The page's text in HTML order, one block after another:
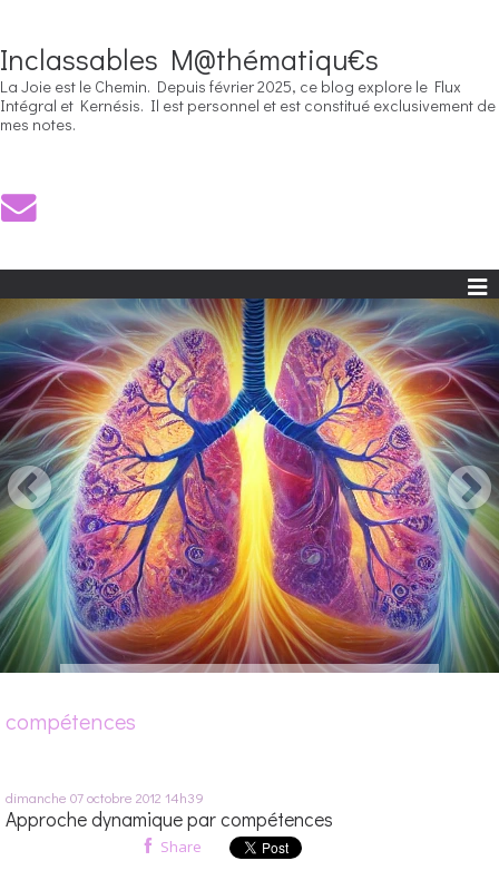
Inclassables M@thématiqu€s
La Joie est le Chemin. Depuis février 2025, ce blog explore le Flux
Intégral et Kernésis. Il est personnel et est constitué exclusivement de
mes notes.
compétences
dimanche 07octobre 2012 14h39
Approche dynamique par compétences
Share